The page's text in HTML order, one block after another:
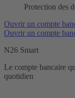
Protection des
Ouvrir un compte
Ouvrir un compte
N26 Smart
Le compte bancaire
quotidien